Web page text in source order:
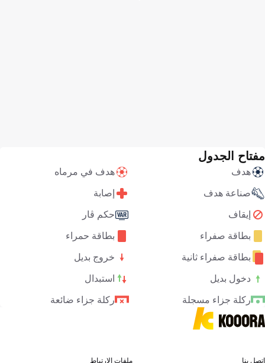
مفتاح الجدول
هدف هدف في مرماه
صناعة هدف إصابة
إيقاف حكم ڤار
بطاقة صفراء بطاقة حمراء
بطاقة صفراء ثانية خروج بديل
دخول بديل استبدال
ركلة جزاء مسجلة ركلة جزاء ضائعة
اتصل بنا ملفات الارتباط